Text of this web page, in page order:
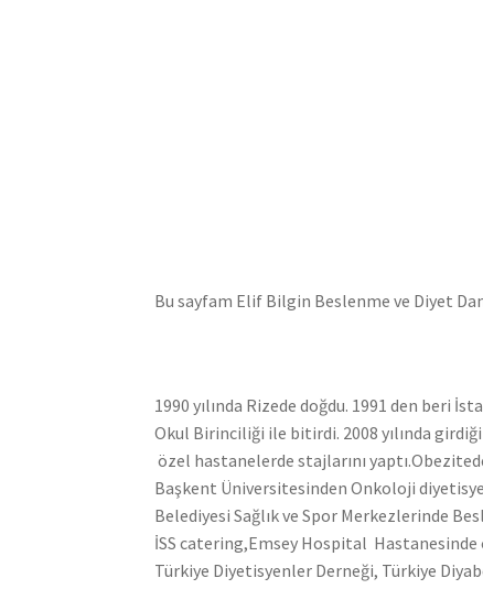
Bu sayfam Elif Bilgin Beslenme ve Diyet
1990 yılında Rizede doğdu. 1991 den beri
Okul Birinciliği ile bitirdi. 2008 yılında
özel hastanelerde stajlarını
Başkent Üniversitesinden Onkoloji
Belediyesi Sağlık ve Spor Merkezlerinde
İSS catering,Emsey Hospital
Türkiye Diyetisyenler Derneği, Türkiye